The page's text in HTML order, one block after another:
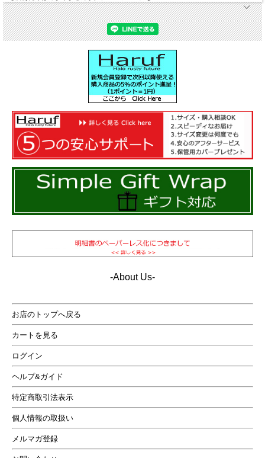
-About Us-
お店のトップへ戻る
カートを見る
ログイン
ヘルプ&ガイド
特定商取引法表示
個人情報の取扱い
メルマガ登録